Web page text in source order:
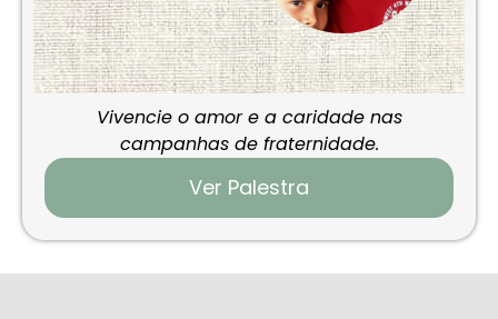
Vivencie o amor e a caridade nas
campanhas de fraternidade.
Ver Palestra